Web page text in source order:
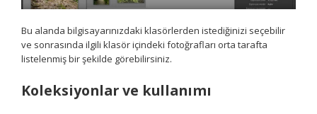
Bu alanda bilgisayarınızdaki klasörlerden istediğinizi seçebilir
ve sonrasında ilgili klasör içindeki fotoğrafları orta tarafta
listelenmiş bir şekilde görebilirsiniz.
Koleksiyonlar ve kullanımı